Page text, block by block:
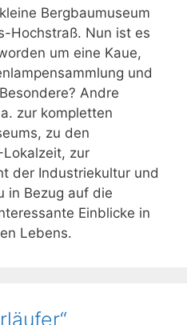
Bergbaumuseum
Hochstraß. Nun ist es
um eine Kaue,
und
Andre
zur kompletten
zu den
Lokalzeit, zur
der Industriekultur und
in Bezug auf die
Einblicke in
Lebens.